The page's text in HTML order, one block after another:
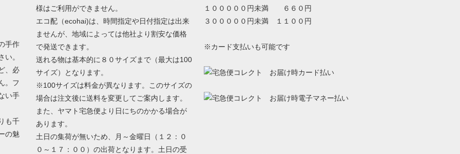
手作
。
、必
。フ
い手
も千
の魅
様はご利用ができません。
エコ配（ecohai)は、時間指定や日付指定は出来
ませんが、地域によっては他社より割安な価格
で発送できます。
送れる物は基本的に８０サイズまで（最大は100
サイズ）となります。
※100サイズは料金が異なります。このサイズの
場合は注文後に送料を変更してご案内します。
また、ヤマト宅急便より日にちのかかる場合が
あります。
土日の集荷が無いため、月～金曜日（１２：０
０～１７：００）の出荷となります。土日の受
１０００００円未満 ６６０円
３０００００円未満 １１００円
※カード支払いも可能です